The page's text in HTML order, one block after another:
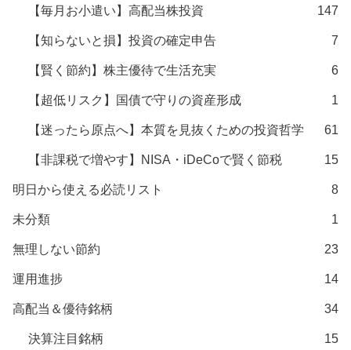
【毎月お小遣い】高配当株投資 147
【知らないと損】投資の確定申告 7
【賢く節約】株主優待で生活充実 6
【超低リスク】国債で守りの資産形成 1
【迷ったら原点へ】本質を見抜くための投資哲学 61
【非課税で増やす】NISA・iDeCoで賢く節税 15
明日から使える必読リスト 8
未分類 1
無理しない節約 23
運用進捗 14
高配当＆優待銘柄 34
決算注目銘柄 15